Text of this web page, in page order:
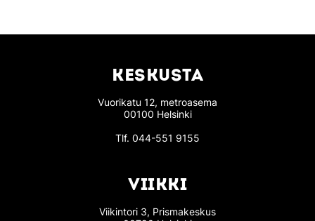
KESKUSTA
Vuorikatu 12, metroasema
00100 Helsinki
Tlf. 044-551 9155
VIIKKI
Viikintori 3, Prismakeskus